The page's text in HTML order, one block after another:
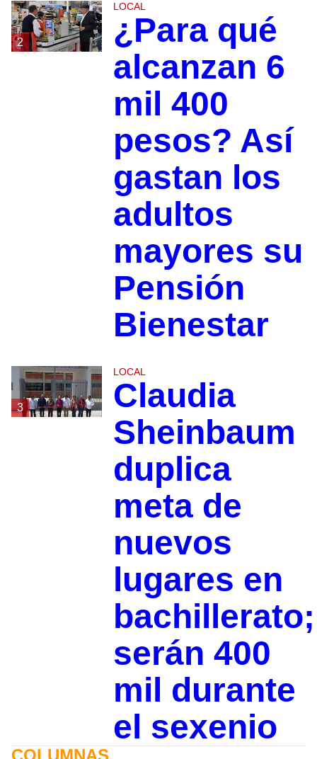
2
LOCAL
¿Para qué
alcanzan 6
mil 400
pesos? Así
gastan los
adultos
mayores su
Pensión
Bienestar
3
LOCAL
Claudia
Sheinbaum
duplica
meta de
nuevos
lugares en
bachillerato;
serán 400
mil durante
el sexenio